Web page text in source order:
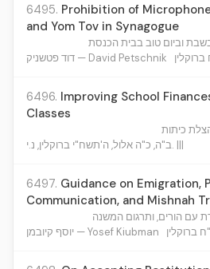
6495. Prohibition of
and Yom Tov in Synagogue
וביום טוב בבית הכנסת
דוד פטשניק — David Petschnik
6496. Improving School
Classes
כיתות
ב"ה, כ"ה אלול, ה'תשח"י ברוקלין, נ.י. |||
6497. Guidance on Emigration,
Communication, and Mishnah
עם הורים, ותרגום המשנה
יוסף קיובמן — Yosef Kiubman